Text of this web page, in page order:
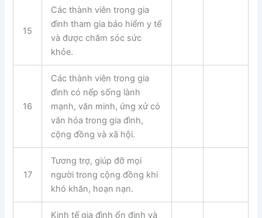
15
Các thành viên trong gia
đình tham gia bảo hiểm y tế
và được chăm sóc sức
khỏe.
16
Các thành viên trong gia
đình có nếp sống lành
mạnh, văn minh, ứng xử có
văn hóa trong gia đình,
cộng đồng và xã hội.
17
Tương trợ, giúp đỡ mọi
người trong cộng đồng khi
khó khăn, hoạn nạn.
Kinh tế gia đình ổn định và